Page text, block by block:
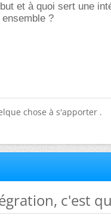
et à quoi sert une
?
chose à s'apporter .
c'est